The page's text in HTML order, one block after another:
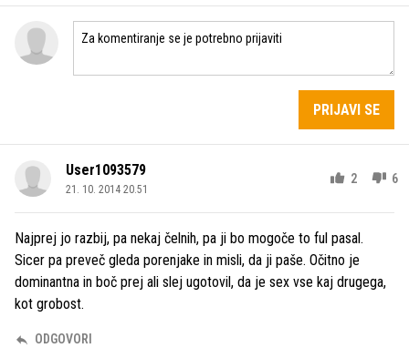
PRIJAVI SE
User1093579
21. 10. 2014 20.51
2 6
Najprej jo razbij, pa nekaj čelnih, pa ji bo mogoče to ful pasal.
Sicer pa preveč gleda porenjake in misli, da ji paše. Očitno je
dominantna in boč prej ali slej ugotovil, da je sex vse kaj drugega,
kot grobost.
ODGOVORI